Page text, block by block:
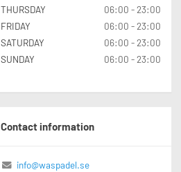
THURSDAY
06:00 - 23:00
FRIDAY
06:00 - 23:00
SATURDAY
06:00 - 23:00
SUNDAY
06:00 - 23:00
Contact information
info@waspadel.se